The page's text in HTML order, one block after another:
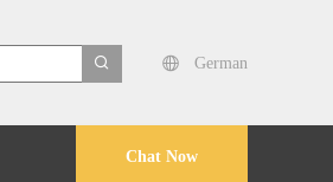
German
Chat Now